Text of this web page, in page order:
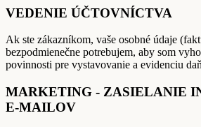
VEDENIE ÚČTOVNÍCTVA
Ak ste zákazníkom, vaše osobné údaje
bezpodmienečne potrebujem, aby som
povinnosti pre vystavovanie a evidenciu
MARKETING - ZASIELANIE
E-MAILOV